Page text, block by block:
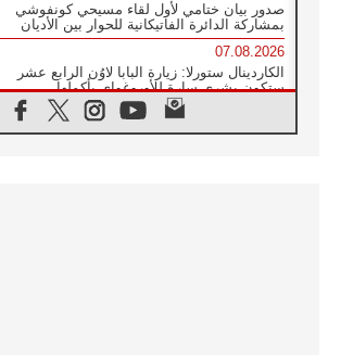
صدور بيان ختامي لأول لقاء مسيحي كونفوشي
بمشاركة الدائرة الفاتيكانية للحوار بين الأديان
07.08.2026
الكاردينال ستورلا: زيارة البابا لاوُن الرابع عشر
ستكون بشرى سارة للأوروغواي بأكملها
الفاتيكان يعلن برنامج الزيارة الرسولية للبابا لاوُن